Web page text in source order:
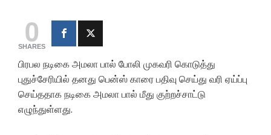
0
SHARES
பிரபல நடிகை அமலா பால் போலி முகவரி கொடுத்து
புதுச்சேரியில் தனது பென்ஸ் காரை பதிவு செய்து வரி ஏய்ப்பு
செய்ததாக நடிகை அமலா பால் மீது குற்றச்சாட்டு
எழுந்துள்ளது.